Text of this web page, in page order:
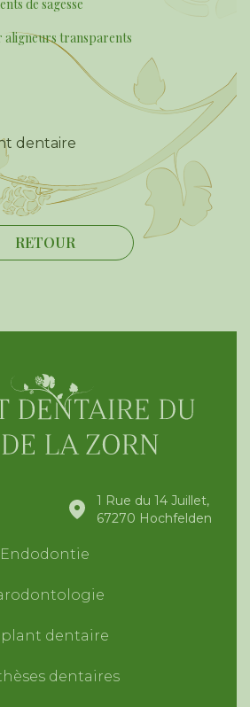
de sagesse
transparents
dentaire
RETOUR
1 Rue du 14 Juillet,
67270 Hochfelden
Endodontie
dentaire
dentaires